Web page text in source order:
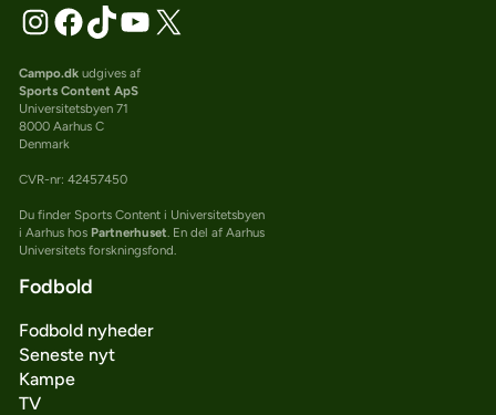
Campo.dkudgives af
Sports Content ApS
Universitetsbyen 71
8000 Aarhus C
Denmark
CVR-nr: 42457450
Du finder Sports Content i Universitetsbyen
i Aarhus hos Partnerhuset. En del af Aarhus
Universitets forskningsfond.
Fodbold
Fodbold nyheder
Seneste nyt
Kampe
TV